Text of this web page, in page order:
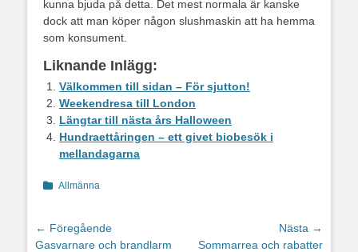
kunna bjuda på detta. Det mest normala är kanske
dock att man köper någon slushmaskin att ha hemma
som konsument.
Liknande Inlägg:
Välkommen till sidan – För sjutton!
Weekendresa till London
Längtar till nästa års Halloween
Hundraettåringen – ett givet biobesök i
mellandagarna
Kategorier
Allmänna
Inläggsnavigering
← Föregående
Föregående
Gasvarnare och brandlarm
Nästa →
NästaSommarrea och rabatter